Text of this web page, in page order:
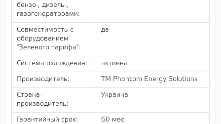
бензо-, дизель-,
газогенераторами:
Совместимость с
оборудованием
"Зеленого тарифа":
да
Система охлаждения: активна
Производитель: ТМ Phantom Energy Solutions
Страна-
производитель:
Украина
Гарантийный срок: 60 мес